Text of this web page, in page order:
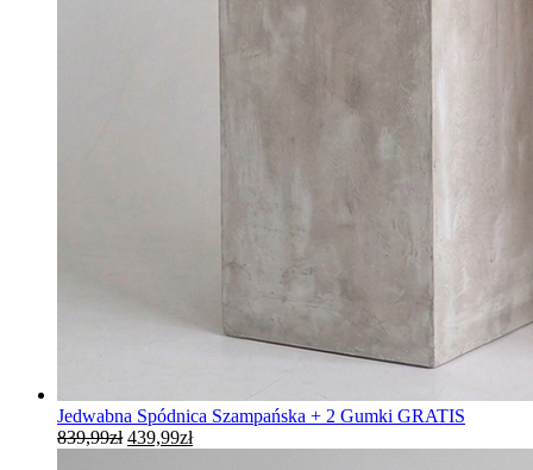
Jedwabna Spódnica Szampańska + 2 Gumki GRATIS
839,99zł Pierwotna
439,99złAktualna